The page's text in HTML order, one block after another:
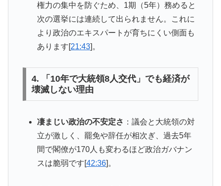
権力の集中を防ぐため、1期（5年）務めると
次の選挙には連続して出られません。これに
より政治のエキスパートが育ちにくい側面も
あります[21:43]。
4. 「10年で大統領8人交代」でも経済が
壊滅しない理由
凄まじい政治の不安定さ ：議会と大統領の対
立が激しく、罷免や辞任が相次ぎ、過去5年
間で閣僚が170人も変わるほど政治ガバナン
スは脆弱です[42:36]。